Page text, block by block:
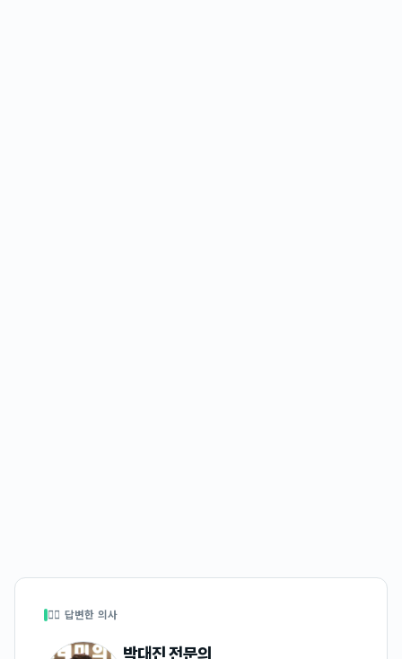
👩‍⚕️ 답변한 의사
박대진전문의